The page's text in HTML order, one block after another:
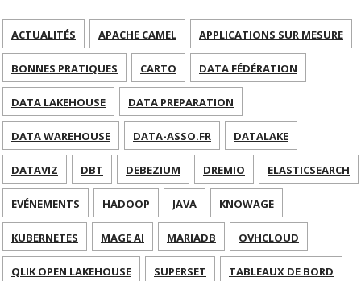
ACTUALITÉS APACHE CAMEL APPLICATIONS SUR MESURE
BONNES PRATIQUES CARTO DATA FÉDÉRATION
DATA LAKEHOUSE DATA PREPARATION
DATA WAREHOUSE DATA-ASSO.FR DATALAKE
DATAVIZ DBT DEBEZIUM DREMIO ELASTICSEARCH
EVÉNEMENTS HADOOP JAVA KNOWAGE
KUBERNETES MAGE AI MARIADB OVHCLOUD
QLIK OPEN LAKEHOUSE SUPERSET TABLEAUX DE BORD